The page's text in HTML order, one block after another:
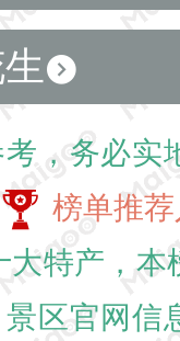
，务必实
榜单推
大特产，
区官网信